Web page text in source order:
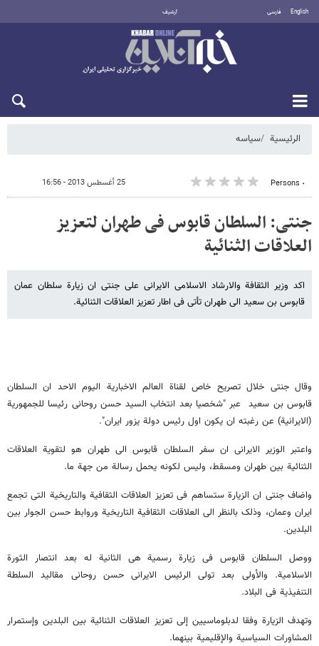
English فارسی أرشيف
الرئيسية سیاسه
٠ Persons 25 أغسطس 2013 - 16:56
جنتی: السلطان قابوس فی طهران لتعزیز
العلاقات الثنائیة
اکد وزیر الثقافة والارشاد الاسلامی الایرانی علی جنتی ان زیارة سلطان عمان
قابوس بن سعید الى طهران تأتی فی اطار تعزیز العلاقات الثنائیة.
وقال جنتی خلال تصریح خاص لقناة العالم الاخباریة الیوم الاحد ان السلطان
قابوس بن سعید عبر "شخصیا بعد انتخاب السید حسن روحانی رئیسا للجمهوریة
(الایرانیة) عن رغبته ان یکون اول رئیس دولة یزور ایران".
واعتبر الوزیر الایرانی ان سفر السلطان قابوس الى طهران هو لتقویة العلاقات
الثنائیة بین طهران ومسقط، ولیس لکونه یحمل رسالة من جهة ما.
واضاف جنتی ان الزیارة ستساهم فی تعزیز العلاقات الثقافیة والتاریخیة التی تجمع
ایران وعمان، وذلک بالنظر الى العلاقات الثقافیة التاریخیة وروابط حسن الجوار بین
البلدین.
ووصل السلطان قابوس فی زیارة رسمیة هی الثانیة له بعد انتصار الثورة
الاسلامیة. والأولى بعد تولی الرئیس الایرانی حسن روحانی مقالید السلطة
التنفیذیة فی البلاد.
وتهدف الزیارة وفقا لدبلوماسیین إلى تعزیز العلاقات الثنائیة بین البلدین وإستمرار
المشاورات السیاسیة والإقلیمیة بینهما.